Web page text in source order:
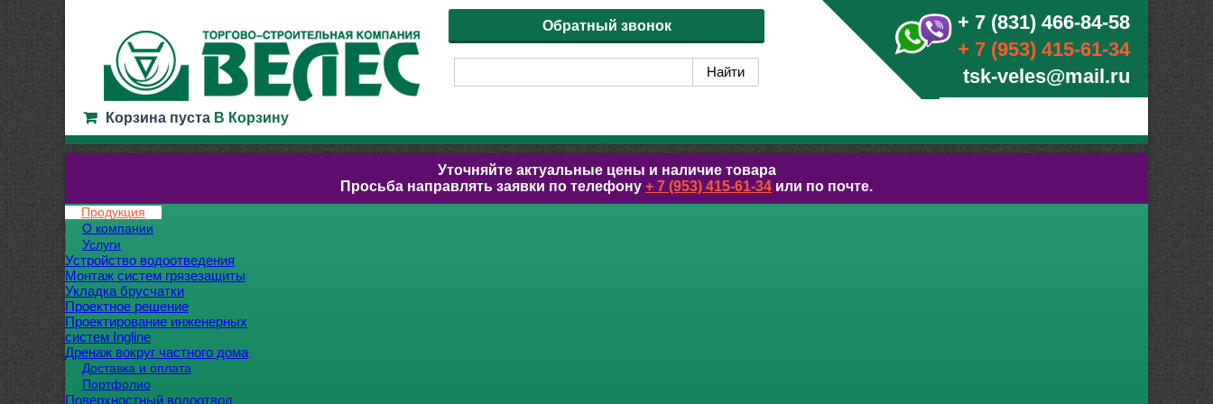
+ 7 (831) 466-84-58
+ 7 (953) 415-61-34
tsk-veles@mail.ru
Обратный звонок
Корзина пуста В Корзину
Уточняйте актуальные цены и наличие товара
Просьба направлять заявки по телефону + 7 (953) 415-61-34 или по почте.
Продукция
О компании
Услуги
Устройство водоотведения
Монтаж систем грязезащиты
Укладка брусчатки
Проектное решение
Проектирование инженерных
систем Ingline
Дренаж вокруг частного дома
Доставка и оплата
Портфолио
Поверхностный водоотвод